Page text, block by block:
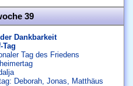
39
Dankbarkeit
Tag
Tag des Friedens
Deborah, Jonas Matthäus